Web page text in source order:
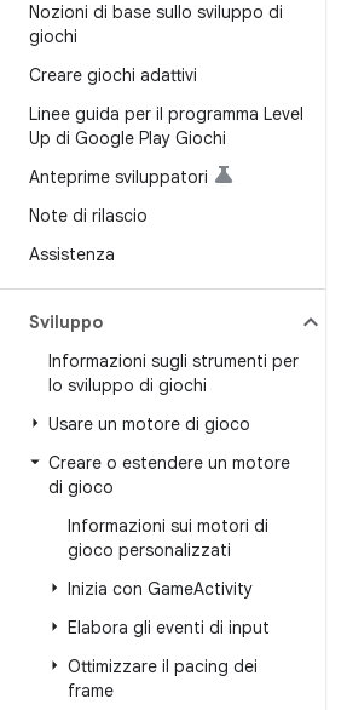
Nozioni di base sullo sviluppo di
giochi
Creare giochi adattivi
Linee guida per il programma Level
Up di Google Play Giochi
Anteprime sviluppatori
Note di rilascio
Assistenza
Sviluppo
Informazioni sugli strumenti per
lo sviluppo di giochi
Usare un motore di gioco
Creare o estendere un motore
di gioco
Informazioni sui motori di
gioco personalizzati
Inizia con GameActivity
Elabora gli eventi di input
Ottimizzare il pacing dei
frame